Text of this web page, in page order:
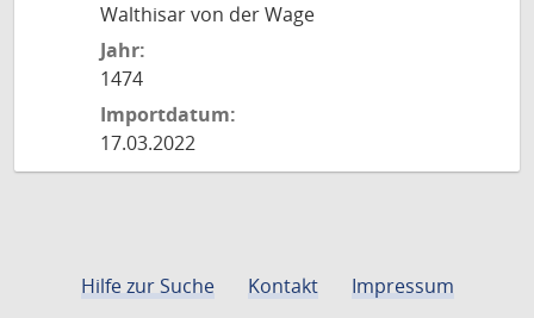
Walthisar von der Wage
Jahr:
1474
Importdatum:
17.03.2022
Hilfe zur Suche Kontakt
Impressum